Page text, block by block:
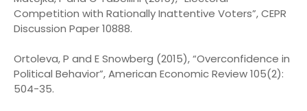
Competition with Rationally Inattentive Voters”, CEPR
Discussion Paper 10888.
Ortoleva, P and E Snowberg (2015), “Overconfidence in
Political Behavior”, American Economic Review 105(2):
504-35.